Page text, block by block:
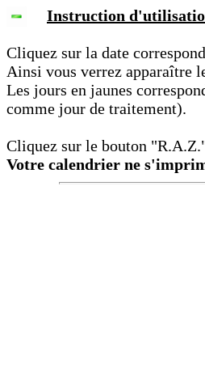
Instruction
Cliquez sur la date
Ainsi vous verrez apparaître
Les jours en jaunes
comme jour de traitement).
Cliquez sur le bouton
Votre calendrier ne